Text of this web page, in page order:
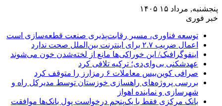
پنجشنبه, مرداد ۱۵ ۱۴۰۵
خبر فوری
توسعه فناوری، مسیر رقابت‌پذیری صنعت قطعه‌سازی است
اعمال ضریب ۲.۷ برای اینترنت بین‌الملل صحت ندارد
اینفوگرافیک/ این خوراکی‌ها مانع از لخته‌شدن خون می‌شوند
عهدشکنی بی‌وای‌دی؛ ترکیه تلافی کرد
صرافی کوین‌بیس معاملات ۶ رمزارز را متوقف کرد
بررسی پروژه‌های راهسازی خوزستان توسط مدیرکل راه و
شهرسازی و نماینده اهواز
بانک مرکزی فقط با یک‌‎پنجم درخواست پول بانک‌ها موافقت